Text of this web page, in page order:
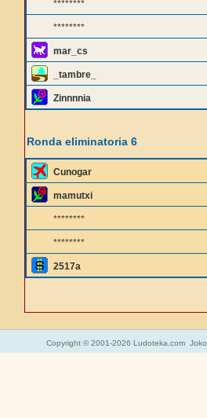
********
********
mar_cs
_tambre_
Zinnnnia
Ronda eliminatoria 6
Cunogar
mamutxi
********
********
2517a
Copyright © 2001-2026 Ludoteka.com